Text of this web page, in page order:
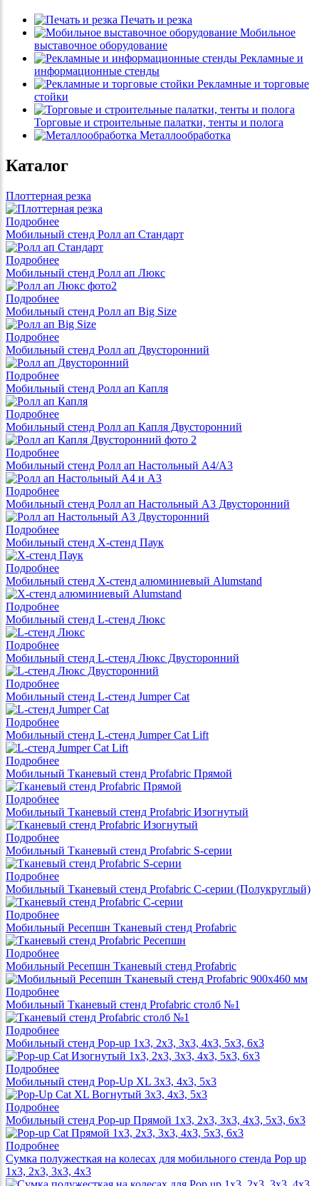
Печать и резка
Мобильное
выставочное оборудование
Рекламные и
информационные стенды
Рекламные и торговые
стойки
Торговые и строительные палатки, тенты и полога
Металлообработка
Каталог
Плоттерная резка
Подробнее
Мобильный стенд Ролл ап Стандарт
Подробнее
Мобильный стенд Ролл ап Люкс
Подробнее
Мобильный стенд Ролл ап Big Size
Подробнее
Мобильный стенд Ролл ап Двусторонний
Подробнее
Мобильный стенд Ролл ап Капля
Подробнее
Мобильный стенд Ролл ап Капля Двусторонний
Подробнее
Мобильный стенд Ролл ап Настольный А4/A3
Подробнее
Мобильный стенд Ролл ап Настольный A3 Двусторонний
Подробнее
Мобильный стенд X-стенд Паук
Подробнее
Мобильный стенд X-стенд алюминиевый Alumstand
Подробнее
Мобильный стенд L-стенд Люкс
Подробнее
Мобильный стенд L-стенд Люкс Двусторонний
Подробнее
Мобильный стенд L-стенд Jumper Cat
Подробнее
Мобильный стенд L-стенд Jumper Cat Lift
Подробнее
Мобильный Тканевый стенд Profabric Прямой
Подробнее
Мобильный Тканевый стенд Profabric Изогнутый
Подробнее
Мобильный Тканевый стенд Profabric S-серии
Подробнее
Мобильный Тканевый стенд Profabric С-серии (Полукруглый)
Подробнее
Мобильный Ресепшн Тканевый стенд Profabric
Подробнее
Мобильный Ресепшн Тканевый стенд Profabric
Подробнее
Мобильный Тканевый стенд Profabric столб №1
Подробнее
Мобильный стенд Pop-up 1x3, 2x3, 3x3, 4x3, 5x3, 6x3
Подробнее
Мобильный стенд Pop-Up XL 3x3, 4x3, 5x3
Подробнее
Мобильный стенд Pop-up Прямой 1x3, 2x3, 3x3, 4x3, 5x3, 6x3
Подробнее
Сумка полужесткая на колесах для мобильного стенда Pop up
1x3, 2x3, 3x3, 4x3